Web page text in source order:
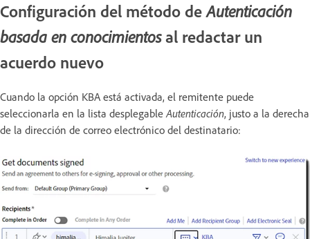
Configuración del método deAutenticación
basada en conocimientosal redactar un
acuerdo nuevo
Cuando la opción KBA está activada, el remitente puede
seleccionarla en la lista desplegableAutenticación, justo a la derecha
de la dirección de correo electrónico del destinatario: